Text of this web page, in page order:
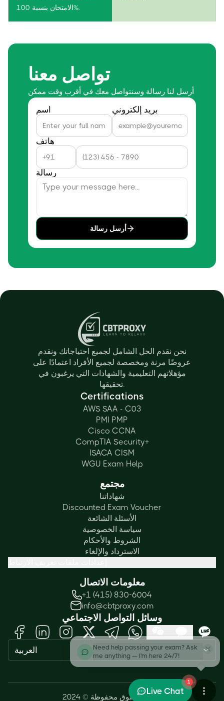
الامتحان بنسبة 100%.
تواصل معنا
أرسل لنا رسالة وسنتواصل معك في أقرب وقت ممكن
اسم بريد إلكتروني
هاتف
رسالة
أرسل رسالة
نحن نقدم الحل الشامل لجميع احتياجاتك ونقدم
عروضًا مرنة ومخصصة لجميع الأفراد اعتمادًا على
مؤهلاتهم التعليمية والشهادات التي يرغبون في
تحقيقها.
Certifications
AWS SAA - C03
PMI PMP
Cisco CCNA
CompTIA Security+
ISACA CISM
WGU Exam Help
مجتمع
شهاداتنا
Discounted Exam Voucher
الأسئلة الشائعة
سياسة الخصوصية
الشروط والأحكام
الاسترداد والإلغاء
معلومات الاتصال
+1 (415) 830-6004
info@cbtproxy.com
وسائل التواصل الاجتماعي
العربية
جميع الحقوق محفوظة © 2024.
Need help passing your exam? Ask
me anything — I'm here 24/7!
1
Live Chat